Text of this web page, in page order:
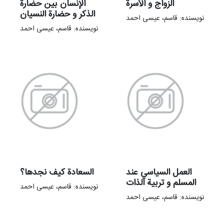
الإنسان بین حضارة
الذکر و حضارة النسیان
نویسنده: قاسم، عیسی احمد
الزواج و الأسرة
نویسنده: قاسم، عیسی احمد
السعادة کیف نجدها؟
نویسنده: قاسم، عیسی احمد
العمل السیاسي عند
المسلم و تربیة الذات
نویسنده: قاسم، عیسی احمد